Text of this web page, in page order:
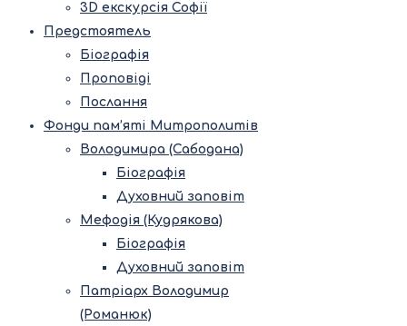
3D екскурсія Софії
Предстоятель
Біографія
Проповіді
Послання
Фонди пам’яті Митрополитів
Володимира (Сабодана)
Біографія
Духовний заповіт
Мефодія (Кудрякова)
Біографія
Духовний заповіт
Патріарх Володимир
(Романюк)